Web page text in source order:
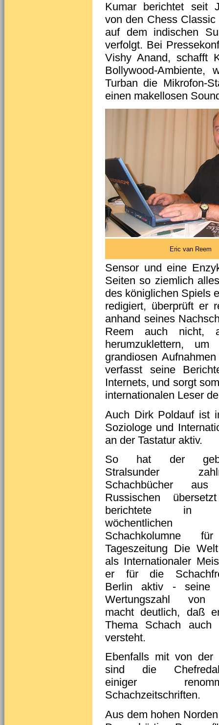
Kumar berichtet seit
von den Chess
auf dem indischen
verfolgt. Bei
Vishy Anand, schafft
Bollywood-
Turban die Mikrofon-
einen makellosen
Eric van Reem
Sensor und eine
Seiten so ziemlich
des königlichen Spiels
redigiert, überprüft er
anhand seines
Reem auch nicht,
herumzuklettern,
grandiosen
verfasst seine
Internets, und sorgt
internationalen Leser
Auch Dirk Poldauf ist
Soziologe und
an der Tastatur aktiv.
So hat der
Stralsunder
Schachbücher
Russischen
berichtete in
wöchentlichen
Schachkolumne
Tageszeitung Die
als Internationaler
er für die
Berlin aktiv - seine
Wertungszahl von
macht deutlich, daß
Thema Schach auch
versteht.
Ebenfalls mit von der
sind die
einiger
Schachzeitschriften.
Aus dem hohen